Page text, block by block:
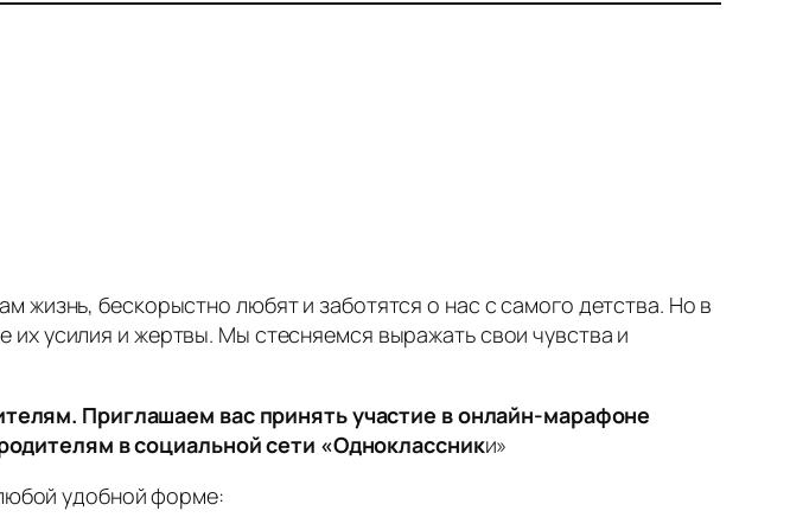
жизнь, бескорыстно любят и заботятся о нас с самого детства. Но в
усилия и жертвы. Мы стесняемся выражать свои чувства и
Приглашаем вас принять участие в онлайн-марафоне
в социальной сети «Одноклассники»
удобной форме: